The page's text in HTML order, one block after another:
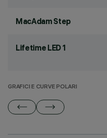
MacAdam Step
Lifetime LED 1
GRAFICI E CURVE POLARI